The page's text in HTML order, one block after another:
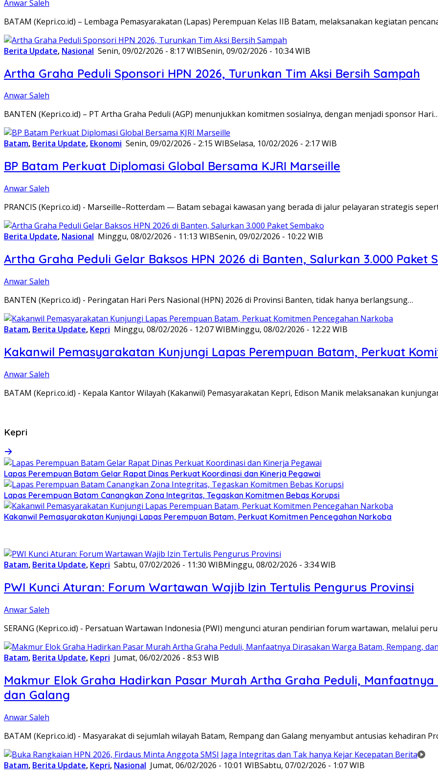
Anwar Saleh
BATAM (Kepri.co.id) – Lembaga Pemasyarakatan (Lapas) Perempuan Kelas IIB Batam, melaksanakan kegiatan
Berita Update, Nasional Senin, 09/02/2026 - 8:17 WIBSenin, 09/02/2026 - 10:34 WIB
Artha Graha Peduli Sponsori HPN 2026, Turunkan Tim Aksi Bersih Sampah
Anwar Saleh
BANTEN (Kepri.co.id) – PT Artha Graha Peduli (AGP) menunjukkan komitmen sosialnya, dengan menjadi sponsor Hari…
Batam, Berita Update, Ekonomi Senin, 09/02/2026 - 2:15 WIBSelasa, 10/02/2026 - 2:17 WIB
BP Batam Perkuat Diplomasi Global Bersama KJRI Marseille
Anwar Saleh
PRANCIS (Kepri.co.id) - Marseille–Rotterdam — Batam sebagai kawasan yang berada di jalur pelayaran strategis
Berita Update, Nasional Minggu, 08/02/2026 - 11:13 WIBSenin, 09/02/2026 - 10:22 WIB
Artha Graha Peduli Gelar Baksos HPN 2026 di Banten, Salurkan 3.000 Paket
Anwar Saleh
BANTEN (Kepri.co.id) - Peringatan Hari Pers Nasional (HPN) 2026 di Provinsi Banten, tidak hanya berlangsung…
Batam, Berita Update, Kepri Minggu, 08/02/2026 - 12:07 WIBMinggu, 08/02/2026 - 12:22 WIB
Kakanwil Pemasyarakatan Kunjungi Lapas Perempuan Batam, Perkuat
Anwar Saleh
BATAM (Kepri.co.id) - Kepala Kantor Wilayah (Kakanwil) Pemasyarakatan Kepri, Edison Manik melaksanakan
Kepri
Lapas Perempuan Batam Gelar Rapat Dinas Perkuat Koordinasi dan Kinerja Pegawai
Lapas Perempuan Batam Canangkan Zona Integritas, Tegaskan Komitmen Bebas Korupsi
Kakanwil Pemasyarakatan Kunjungi Lapas Perempuan Batam, Perkuat Komitmen Pencegahan Narkoba
Batam, Berita Update, Kepri Sabtu, 07/02/2026 - 11:30 WIBMinggu, 08/02/2026 - 3:34 WIB
PWI Kunci Aturan: Forum Wartawan Wajib Izin Tertulis Pengurus Provinsi
Anwar Saleh
SERANG (Kepri.co.id) - Persatuan Wartawan Indonesia (PWI) mengunci aturan pendirian forum wartawan, melalui
Batam, Berita Update, Kepri Jumat, 06/02/2026 - 8:53 WIB
Makmur Elok Graha Hadirkan Pasar Murah Artha Graha Peduli,
dan Galang
Anwar Saleh
BATAM (Kepri.co.id) - Masyarakat di sejumlah wilayah Batam, Rempang dan Galang menyambut antusias kehadiran
Batam, Berita Update, Kepri, Nasional Jumat, 06/02/2026 - 10:01 WIBSabtu, 07/02/2026 - 1:07 WIB